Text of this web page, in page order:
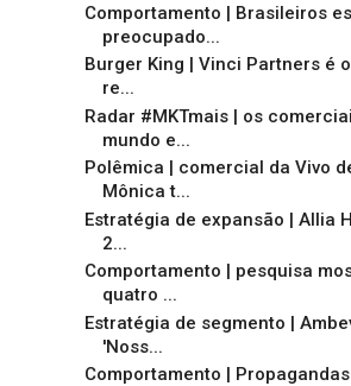
Comportamento | Brasileiros
preocupado...
Burger King | Vinci Partners é
re...
Radar #MKTmais | os
mundo e...
Polêmica | comercial da Vivo
Mônica t...
Estratégia de expansão | Allia
2...
Comportamento | pesquisa
quatro ...
Estratégia de segmento |
'Noss...
Comportamento |